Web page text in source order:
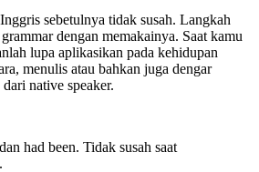
sebetulnya tidak susah. Langkah
dengan memakainya. Saat kamu
lupa aplikasikan pada kehidupan
menulis atau bahkan juga dengar
native speaker.
had been. Tidak susah saat